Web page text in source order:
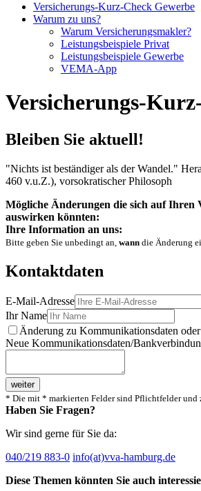
Versicherungs-Kurz-Check Gewerbe
Warum zu uns?
Warum Versicherungsmakler?
Leistungsbeispiele Privat
Leistungsbeispiele Gewerbe
VEMA-App
Versicherungs-
Bleiben Sie aktuell!
"Nichts ist beständiger als der Wandel."
460 v.u.Z.), vorsokratischer Philosoph
Mögliche Änderungen die sich auf Ihren
auswirken könnten:
Ihre Information an uns:
Bitte geben Sie unbedingt an, wann die Änderung
Kontaktdaten
E-Mail-Adresse
Ihr Name
Änderung zu Kommunikationsdaten
Neue Kommunikationsdaten/
weiter
* Die mit * markierten Felder sind Pflichtfelder und
Haben Sie Fragen?
Wir sind gerne für Sie da:
040/219 883-0 info(at)vva-hamburg.de
Diese Themen könnten Sie auch